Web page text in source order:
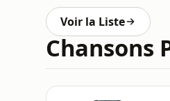
Voir la Liste
Chansons